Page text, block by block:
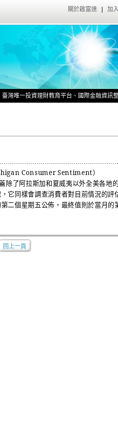
關於啟富達| 加
唯一投資理財教育平台、國際金融資訊整合
Consumer Sentiment）
除了阿拉斯加和夏威夷以外全美各地
它同樣會調查消費者對目前情況的評
二個星期五公佈，最終值則於當月的